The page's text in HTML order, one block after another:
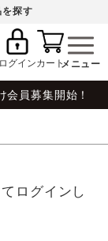
探す
ログインカート
員募集開始！
ログインし